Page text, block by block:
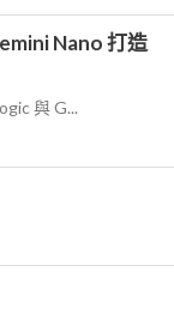
Nano 打造
與 G...